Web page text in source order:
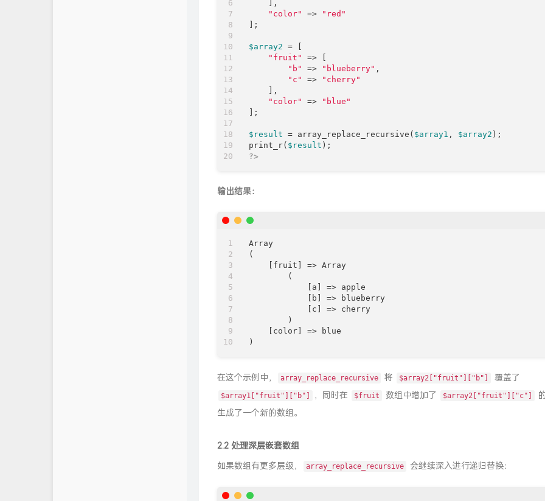
    ],
"color"
=>
"red"
];
$array2 = [
"fruit"
=> [
"b"
=> "blueberry" ,
"c"
=>
"cherry"
    ],
"color"
=>
"blue"
];
$result = array_replace_recursive( $array1 , $array2 );
print_r( $result
?>
输出结果：
Array
(
    [fruit] => Array
        (
            [a] => apple
            [b] => blueberry
            [c] => cherry
        )
    [color] => blue
在这个示例中， array_replace_recursive 将 $array2["fruit"]["b"] 覆盖了
$array1["fruit"]["b"] ，同时在 $fruit 数组中增加了 $array2["fruit"]["c"]
生成了一个新的数组。
2.2 处理深层嵌套数组
如果数组有更多层级，
array_replace_recursive 会继续深入进行递归替换：